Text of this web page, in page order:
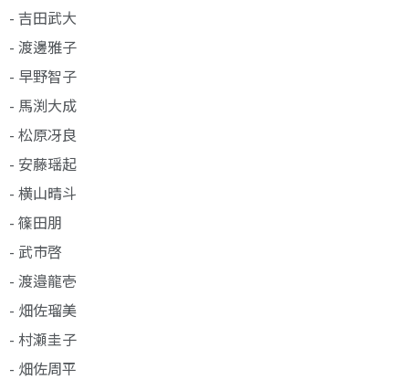
- 吉田武大
- 渡邊雅子
- 早野智子
- 馬渕大成
- 松原冴良
- 安藤瑶起
- 横山晴斗
- 篠田朋
- 武市啓
- 渡邉龍壱
- 畑佐瑠美
- 村瀬圭子
- 畑佐周平